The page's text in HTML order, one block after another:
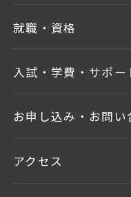
就職・資格
入試・学費・サポー
お申し込み・お問い
アクセス